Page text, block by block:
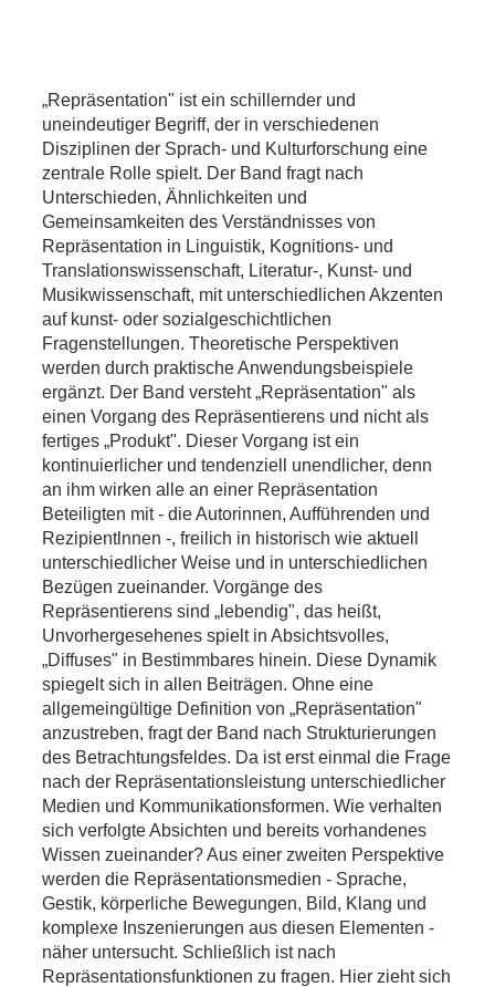
„Repräsentation" ist ein schillernder und
uneindeutiger Begriff, der in verschiedenen
Disziplinen der Sprach- und Kulturforschung eine
zentrale Rolle spielt. Der Band fragt nach
Unterschieden, Ähnlichkeiten und
Gemeinsamkeiten des Verständnisses von
Repräsentation in Linguistik, Kognitions- und
Translationswissenschaft, Literatur-, Kunst- und
Musikwissenschaft, mit unterschiedlichen Akzenten
auf kunst- oder sozialgeschichtlichen
Fragenstellungen. Theoretische Perspektiven
werden durch praktische Anwendungsbeispiele
ergänzt. Der Band versteht „Repräsentation" als
einen Vorgang des Repräsentierens und nicht als
fertiges „Produkt". Dieser Vorgang ist ein
kontinuierlicher und tendenziell unendlicher, denn
an ihm wirken alle an einer Repräsentation
Beteiligten mit - die Autorinnen, Aufführenden und
Rezipientlnnen -, freilich in historisch wie aktuell
unterschiedlicher Weise und in unterschiedlichen
Bezügen zueinander. Vorgänge des
Repräsentierens sind „lebendig", das heißt,
Unvorhergesehenes spielt in Absichtsvolles,
„Diffuses" in Bestimmbares hinein. Diese Dynamik
spiegelt sich in allen Beiträgen. Ohne eine
allgemeingültige Definition von „Repräsentation"
anzustreben, fragt der Band nach Strukturierungen
des Betrachtungsfeldes. Da ist erst einmal die Frage
nach der Repräsentationsleistung unterschiedlicher
Medien und Kommunikationsformen. Wie verhalten
sich verfolgte Absichten und bereits vorhandenes
Wissen zueinander? Aus einer zweiten Perspektive
werden die Repräsentationsmedien - Sprache,
Gestik, körperliche Bewegungen, Bild, Klang und
komplexe Inszenierungen aus diesen Elementen -
näher untersucht. Schließlich ist nach
Repräsentationsfunktionen zu fragen. Hier zieht sich